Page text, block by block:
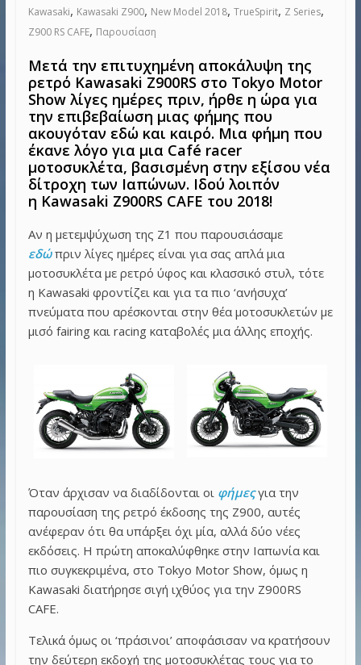
Kawasaki, Kawasaki Z900, New Model 2018, TrueSpirit, Z Series,
Z900 RS CAFE, Παρουσίαση
Μετά την επιτυχημένη αποκάλυψη της
ρετρό Kawasaki Z900RS στο Tokyo Motor
Show λίγες ημέρες πριν, ήρθε η ώρα για
την επιβεβαίωση μιας φήμης που
ακουγόταν εδώ και καιρό. Μια φήμη που
έκανε λόγο για μια Café racer
μοτοσυκλέτα, βασισμένη στην εξίσου νέα
δίτροχη των Ιαπώνων. Ιδού λοιπόν
η Kawasaki Z900RS CAFE του 2018!
Αν η μετεμψύχωση της Z1 που παρουσιάσαμε
εδώ πριν λίγες ημέρες είναι για σας απλά μια
μοτοσυκλέτα με ρετρό ύφος και κλασσικό στυλ, τότε
η Kawasaki φροντίζει και για τα πιο ‘ανήσυχα’
πνεύματα που αρέσκονται στην θέα μοτοσυκλετών με
μισό fairing και racing καταβολές μια άλλης εποχής.
Όταν άρχισαν να διαδίδονται οι φήμεςγια την
παρουσίαση της ρετρό έκδοσης της Z900, αυτές
ανέφεραν ότι θα υπάρξει όχι μία, αλλά δύο νέες
εκδόσεις. Η πρώτη αποκαλύφθηκε στην Ιαπωνία και
πιο συγκεκριμένα, στο Tokyo Motor Show, όμως η
Kawasaki διατήρησε σιγή ιχθύος για την Z900RS
CAFE.
Τελικά όμως οι ‘πράσινοι’ αποφάσισαν να κρατήσουν
την δεύτερη εκδοχή της μοτοσυκλέτας τους για το